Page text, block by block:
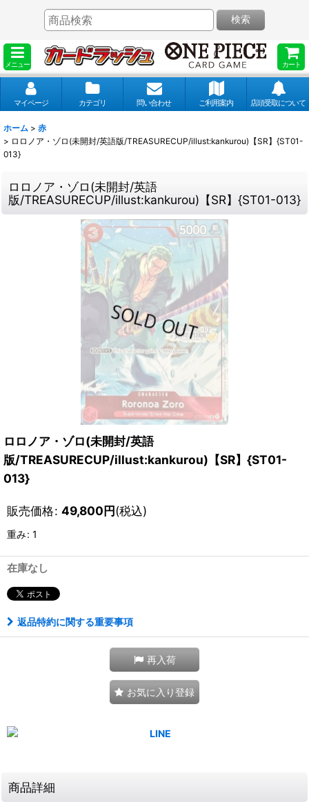
メニュー カート
検索
マイページ カテゴリ 問い合わせ ご利用案内 店頭受取について
ホーム > 赤
> ロロノア・ゾロ(未開封/英語版/TREASURECUP/illust:kankurou)【SR】{ST01-
013}
ロロノア・ゾロ(未開封/英語
版/TREASURECUP/illust:kankurou)【SR】{ST01-013}
ロロノア・ゾロ(未開封/英語
版/TREASURECUP/illust:kankurou)【SR】{ST01-
013}
販売価格: 49,800円(税込)
重み: 1
在庫なし
返品特約に関する重要事項
再入荷
お気に入り登録
商品詳細